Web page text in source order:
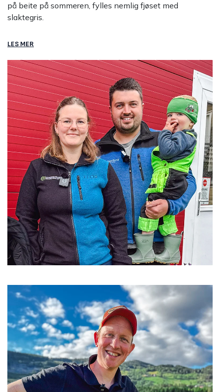
på beite på sommeren, fylles nemlig fjøset med
slaktegris.
LES MER